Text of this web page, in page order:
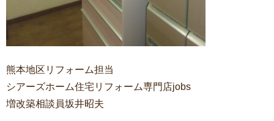
熊本地区リフォーム担当
シアーズホーム住宅リフォーム専門店jobs
増改築相談員坂井昭夫